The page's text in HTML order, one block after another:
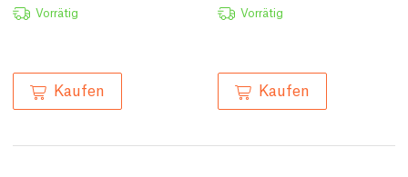
Vorrätig
Kaufen
Vorrätig
Kaufen